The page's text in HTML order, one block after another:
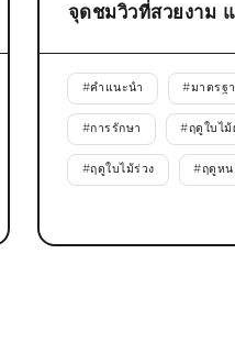
จุดชมวิวที่สวยงาม
#คำแนะนำ #มาตรฐ
#การรักษา #ฤดูใบไม้
#ฤดูใบไม้ร่วง #ฤดูหน